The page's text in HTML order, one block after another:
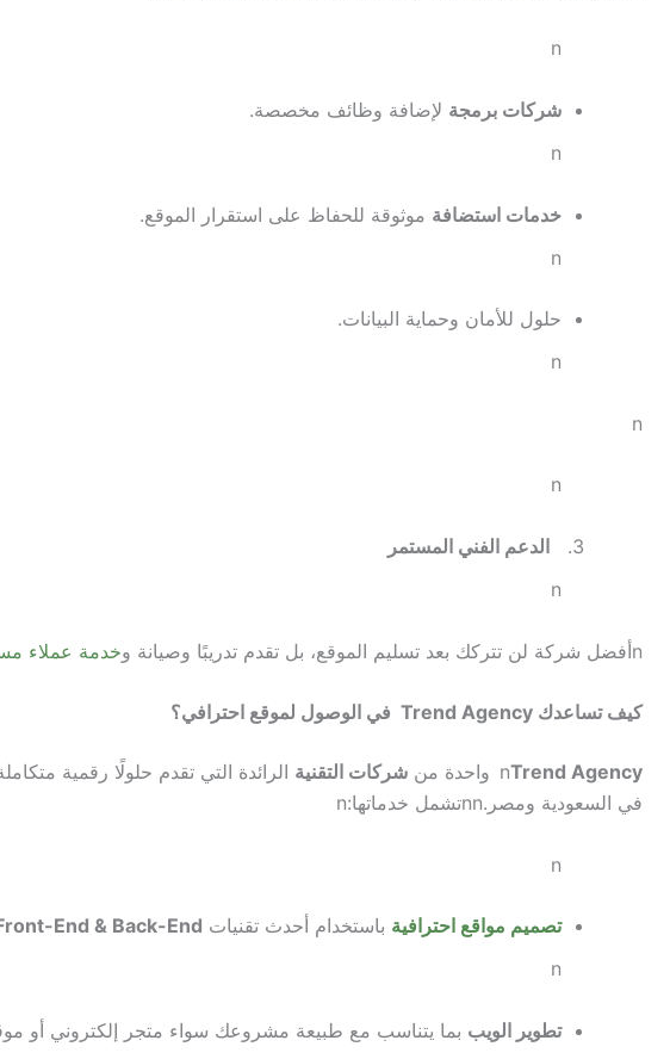
n
شركات برمجة لإضافة وظائف مخصصة.
n
خدمات استضافة موثوقة للحفاظ على استقرار الموقع.
n
حلول للأمان وحماية البيانات.
n
n
n
الدعم الفني المستمر
n
nأفضل شركة لن تتركك بعد تسليم الموقع، بل تقدم تدريبًا وصيانة وخدمة عملاء
كيف تساعدك Trend Agency في الوصول لموقع احترافي؟
nTrend Agency واحدة من شركات التقنية الرائدة التي تقدم حلولًا رقمية
في السعودية ومصر.nnتشمل خدماتها:n
n
تصميم مواقع احترافية باستخدام أحدث تقنيات End & Back-End
n
تطوير الويب بما يتناسب مع طبيعة مشروعك سواء متجر إلكتروني أو